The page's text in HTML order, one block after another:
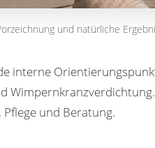
und natürliche
interne
Wimpernkranzverdichtung
und Beratung.